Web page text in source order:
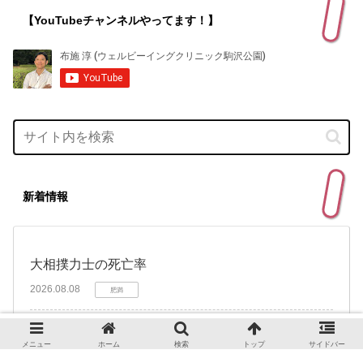
【YouTubeチャンネルやってます！】
新着情報
大相撲力士の死亡率
2026.08.08 肥満
「サザエさん」は絶滅していない：日本家族の真実
メニュー ホーム 検索 トップ サイドバー